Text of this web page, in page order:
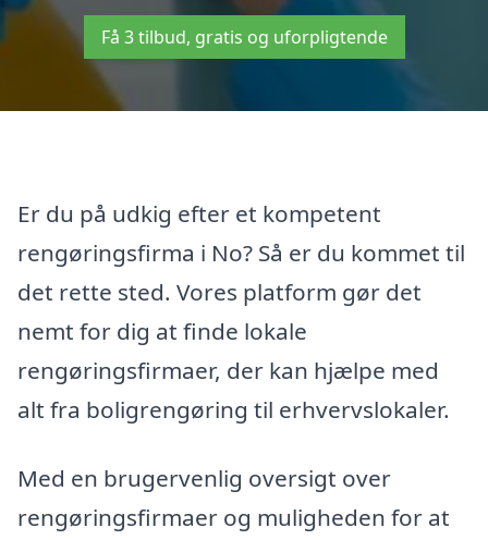
Få 3 tilbud, gratis og uforpligtende
Er du på udkig efter et kompetent
rengøringsfirma i No? Så er du kommet til
det rette sted. Vores platform gør det
nemt for dig at finde lokale
rengøringsfirmaer, der kan hjælpe med
alt fra boligrengøring til erhvervslokaler.
Med en brugervenlig oversigt over
rengøringsfirmaer og muligheden for at